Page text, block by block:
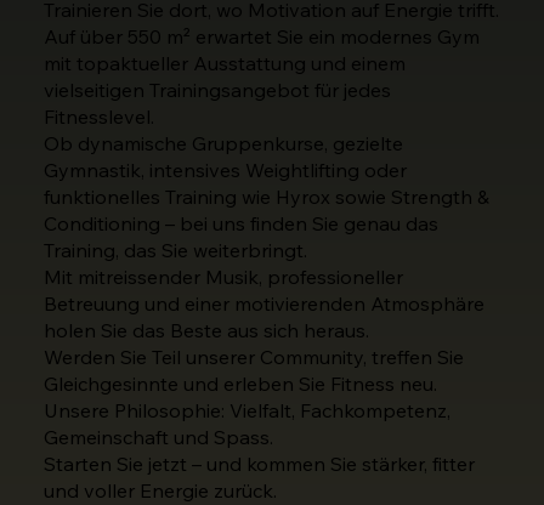
Trainieren Sie dort, wo Motivation auf Energie trifft.
Auf über 550 m² erwartet Sie ein modernes Gym
mit topaktueller Ausstattung und einem
vielseitigen Trainingsangebot für jedes
Fitnesslevel.
Ob dynamische Gruppenkurse, gezielte
Gymnastik, intensives Weightlifting oder
funktionelles Training wie Hyrox sowie Strength &
Conditioning – bei uns finden Sie genau das
Training, das Sie weiterbringt.
Mit mitreissender Musik, professioneller
Betreuung und einer motivierenden Atmosphäre
holen Sie das Beste aus sich heraus.
Werden Sie Teil unserer Community, treffen Sie
Gleichgesinnte und erleben Sie Fitness neu.
Unsere Philosophie: Vielfalt, Fachkompetenz,
Gemeinschaft und Spass.
Starten Sie jetzt – und kommen Sie stärker, fitter
und voller Energie zurück.